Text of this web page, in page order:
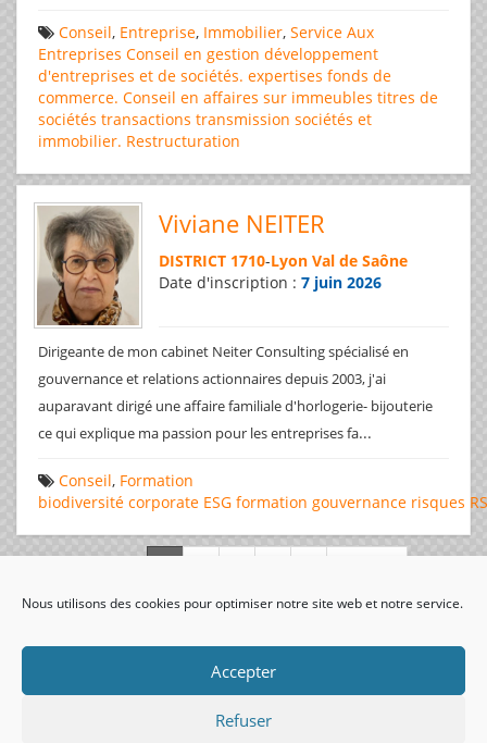
Nous utilisons des cookies pour optimiser notre site web et notre service.
Accepter
Refuser
Conseil, Entreprise, Immobilier, Service Aux
Entreprises Conseil en gestion développement
d'entreprises et de sociétés. expertises fonds de
commerce. Conseil en affaires sur immeubles titres de
sociétés transactions transmission sociétés et
immobilier. Restructuration
Viviane NEITER
DISTRICT 1710-Lyon Val de Saône
Date d'inscription : 7 juin 2026
Dirigeante de mon cabinet Neiter Consulting spécialisé en
gouvernance et relations actionnaires depuis 2003, j'ai
auparavant dirigé une affaire familiale d'horlogerie- bijouterie
ce qui explique ma passion pour les entreprises fa...
Conseil, Formation
biodiversité corporate ESG formation gouvernance risques
visiteurs uniques: